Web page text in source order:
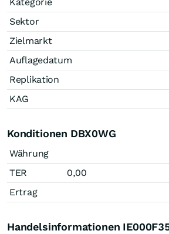
Sektor
Zielmarkt
Auflagedatum
Replikation
KAG
Konditionen DBX0WG
Währung
TER
0,00
Ertrag
Handelsinformationen